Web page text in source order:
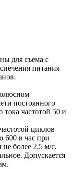
для съема с
питания
постоянного
частотой 50 и
циклов
600 в час при
более 2,5 м/с.
Допускается